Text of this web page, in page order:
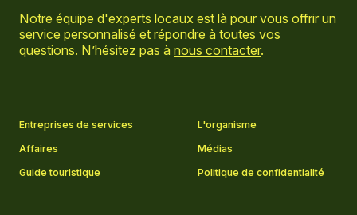
Notre équipe d'experts locaux est là pour vous offrir un
service personnalisé et répondre à toutes vos
questions. N’hésitez pas à nous contacter.
Entreprises de services
L'organisme
Affaires
Médias
Guide touristique
Politique de confidentialité